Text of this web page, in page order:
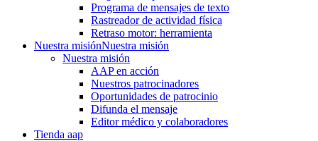
Programa de mensajes de texto
Rastre​​ador de activida​d física
Retraso motor: herramienta
Nuestra misiónNuestra misión
Nuestra misión
AAP en acción
Nuestros patrocinadores
Oportunidades de patrocinio
Difunda el mensaje
Editor médico y colaboradores
Tienda aap